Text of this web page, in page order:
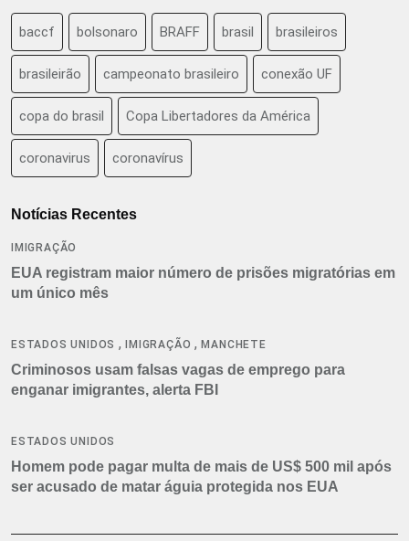
baccf bolsonaro BRAFF brasil brasileiros
brasileirão campeonato brasileiro conexão UF
copa do brasil Copa Libertadores da América
coronavirus coronavírus
Notícias Recentes
IMIGRAÇÃO
EUA registram maior número de prisões migratórias em
um único mês
ESTADOS UNIDOS ,IMIGRAÇÃO ,MANCHETE
Criminosos usam falsas vagas de emprego para
enganar imigrantes, alerta FBI
ESTADOS UNIDOS
Homem pode pagar multa de mais de US$ 500 mil após
ser acusado de matar águia protegida nos EUA